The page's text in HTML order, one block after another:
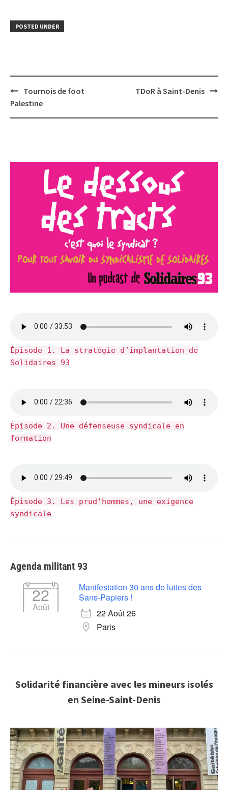
POSTED UNDER
Post
navigation
Tournois de foot
Palestine
TDoR à Saint-Denis
Épisode 1. La stratégie d’implantation de
Solidaires 93
Épisode 2. Une défenseuse syndicale en
formation
Épisode 3. Les prud'hommes, une exigence
syndicale
Agenda militant 93
22
Août
Manifestation 30 ans de luttes des
Sans-Papiers !
22 Août 26
Paris
Solidarité financière avec les mineurs isolés
en Seine-Saint-Denis